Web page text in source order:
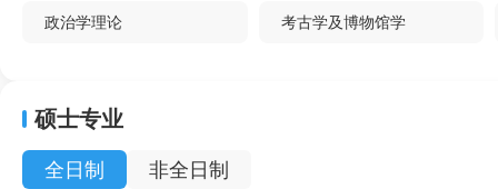
政治学理论 考古学及博物馆学
农业机械化工程
硕士专业
全日制 非全日制